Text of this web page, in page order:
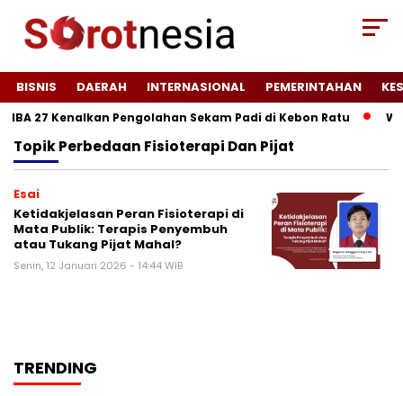
BISNIS DAERAH INTERNASIONAL PEMERINTAHAN
27 Kenalkan Pengolahan Sekam Padi di Kebon Ratu
TopikPerbedaan Fisioterapi Dan Pijat
Esai
Ketidakjelasan Peran Fisioterapi di
Mata Publik: Terapis Penyembuh
atau Tukang Pijat Mahal?
Senin, 12 Januari 2026 - 14:44 WIB
TRENDING